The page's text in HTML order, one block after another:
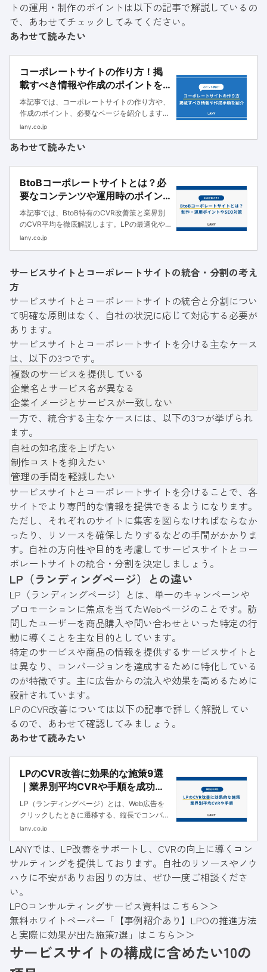
トの運用・制作のポイントは以下の記事で解説しているの
で、あわせてチェックしてみてください。
あわせて読みたい
コーポレートサイトの作り方！掲
載すべき情報や作成のポイントを
解説
本記事では、コーポレートサイトの作り方や、
作成のポイント、必要なページを紹介します。
コーポレートサイトは企業の印象を左右するの
すいサイトを制作しましょう。
lany.co.jp
あわせて読みたい
BtoBコーポレートサイトとは？必
要なコンテンツや運用時のポイン
ト、SEO対策を解説
本記事では、BtoB特有のCVR改善策と業界別
のCVR平均を徹底解説します。LPの最適化や
顧客導線の見直しなど、限られたリソースで効
lany.co.jp
サービスサイトとコーポレートサイトの統合・分割の考え
方
サービスサイトとコーポレートサイトの統合と分割につい
て明確な原則はなく、自社の状況に応じて対応する必要が
あります。
サービスサイトとコーポレートサイトを分ける主なケース
は、以下の3つです。
複数のサービスを提供している
企業名とサービス名が異なる
企業イメージとサービスが一致しない
一方で、統合する主なケースには、以下の3つが挙げられ
ます。
自社の知名度を上げたい
制作コストを抑えたい
管理の手間を軽減したい
サービスサイトとコーポレートサイトを分けることで、各
サイトでより専門的な情報を提供できるようになります。
ただし、それぞれのサイトに集客を図らなければならなか
ったり、リソースを確保したりするなどの手間がかかりま
す。自社の方向性や目的を考慮してサービスサイトとコー
ポレートサイトの統合・分割を決定しましょう。
LP（ランディングページ）との違い
LP（ランディングページ）とは、単一のキャンペーンや
プロモーションに焦点を当てたWebページのことです。訪
問したユーザーを商品購入や問い合わせといった特定の行
動に導くことを主な目的としています。
特定のサービスや商品の情報を提供するサービスサイトと
は異なり、コンバージョンを達成するために特化している
のが特徴です。主に広告からの流入や効果を高めるために
設計されています。
LPのCVR改善については以下の記事で詳しく解説してい
るので、あわせて確認してみましょう。
あわせて読みたい
LPのCVR改善に効果的な施策9選
｜業界別平均CVRや手順を成功事
例に基づき解説
LP（ランディングページ）とは、Web広告を
クリックしたときに遷移する、縦長でコンバー
ジョン獲得に特化した構成が特徴のWebページ
Webサイトを訪れたユーザーのうち、そのWeb
サイトの最終成果（コン...
lany.co.jp
LANYでは、LP改善をサポートし、CVRの向上に導くコン
サルティングを提供しております。自社のリソースやノウ
ハウに不安がありお困りの方は、ぜひ一度ご相談くださ
い。
LPOコンサルティングサービス資料はこちら＞＞
無料ホワイトペーパー「【事例紹介あり】LPOの推進方法
と実際に効果が出た施策7選」はこちら＞＞
サービスサイトの構成に含めたい10の